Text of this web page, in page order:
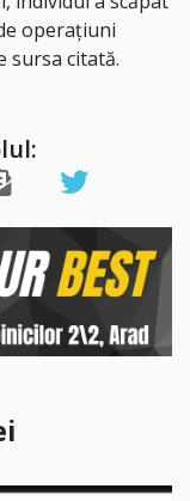
operațiuni
sursa citată.